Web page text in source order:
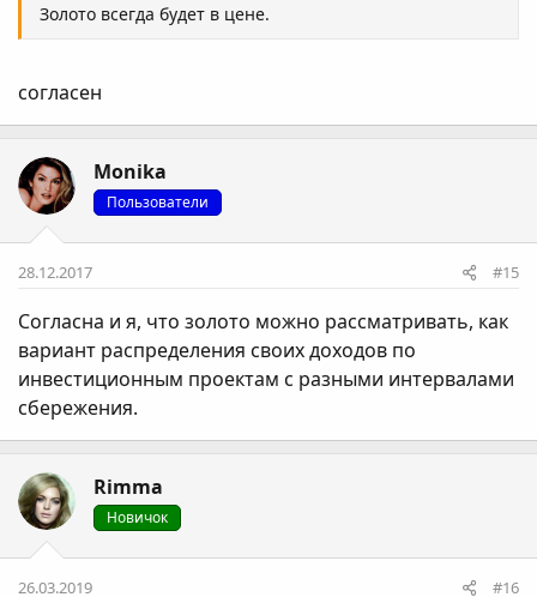
Золото всегда будет в цене.
согласен
Monika
Пользователи
28.12.2017 #15
Согласна и я, что золото можно рассматривать, как
вариант распределения своих доходов по
инвестиционным проектам с разными интервалами
сбережения.
Rimma
Новичок
26.03.2019 #16